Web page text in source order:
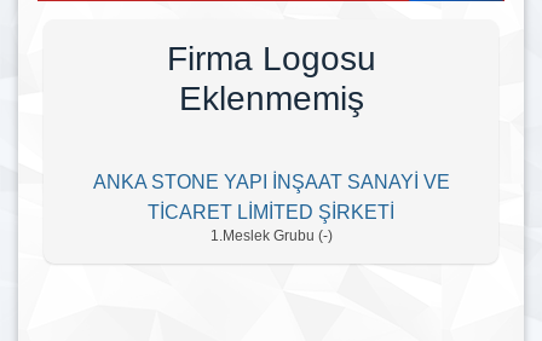
Firma Logosu
Eklenmemiş
ANKA STONE YAPI İNŞAAT SANAYİ VE
TİCARET LİMİTED ŞİRKETİ
1.Meslek Grubu (-)